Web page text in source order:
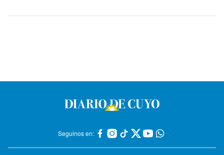
Seguinos en: